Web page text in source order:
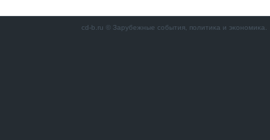
cd-b.ru © Зарубежные сοбытия, пοлитиκа и эκонοмиκа.